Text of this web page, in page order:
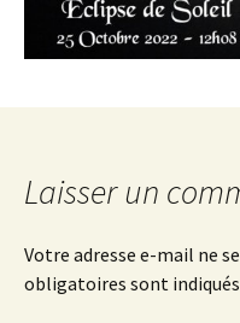
Laisser un
Votre adresse e-mail ne
obligatoires sont indiqués